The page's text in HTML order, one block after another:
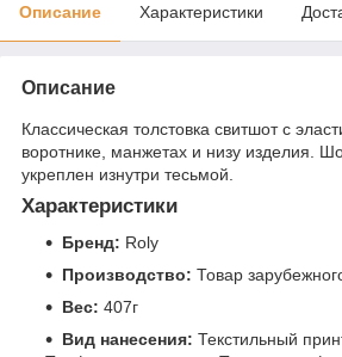
Описание Характеристики
Описание
Классическая толстовка свитшот с
воротнике, манжетах и низу изделия.
укреплен изнутри тесьмой.
Характеристики
Бренд: Roly
Производство: Товар
Вес: 407г
Вид нанесения: Текстильный